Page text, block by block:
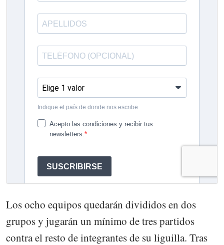
Los ocho equipos quedarán divididos en dos
grupos y jugarán un mínimo de tres partidos
contra el resto de integrantes de su liguilla. Tras